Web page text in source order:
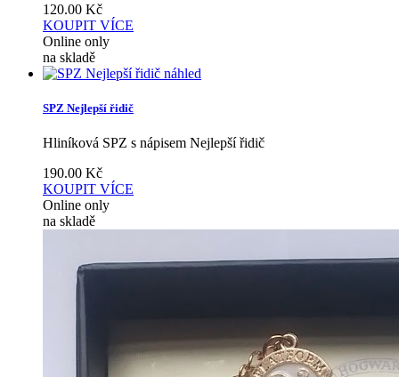
120.00 Kč
KOUPIT VÍCE
Online only
na skladě
náhled
SPZ Nejlepší řidič
Hliníková SPZ s nápisem Nejlepší řidič
190.00 Kč
KOUPIT VÍCE
Online only
na skladě